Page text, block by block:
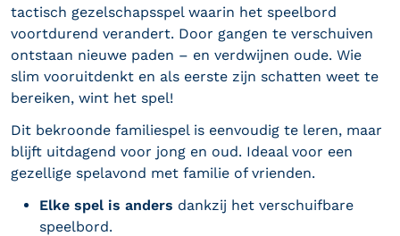
tactisch gezelschapsspel waarin het speelbord
voortdurend verandert. Door gangen te verschuiven
ontstaan nieuwe paden – en verdwijnen oude. Wie
slim vooruitdenkt en als eerste zijn schatten weet te
bereiken, wint het spel!
Dit bekroonde familiespel is eenvoudig te leren, maar
blijft uitdagend voor jong en oud. Ideaal voor een
gezellige spelavond met familie of vrienden.
Elke spel is anders dankzij het verschuifbare
speelbord.